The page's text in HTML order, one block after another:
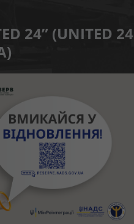
24” (UNITED 24